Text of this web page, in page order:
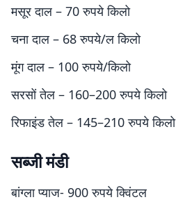
मसूर दाल – 70 रुपये किलो
चना दाल – 68 रुपये/ल किलो
मूंग दाल – 100 रुपये/किलो
सरसों तेल – 160–200 रुपये किलो
रिफाइंड तेल – 145–210 रुपये किलो
सब्जी मंडी
बांग्ला प्याज- 900 रुपये क्विंटल